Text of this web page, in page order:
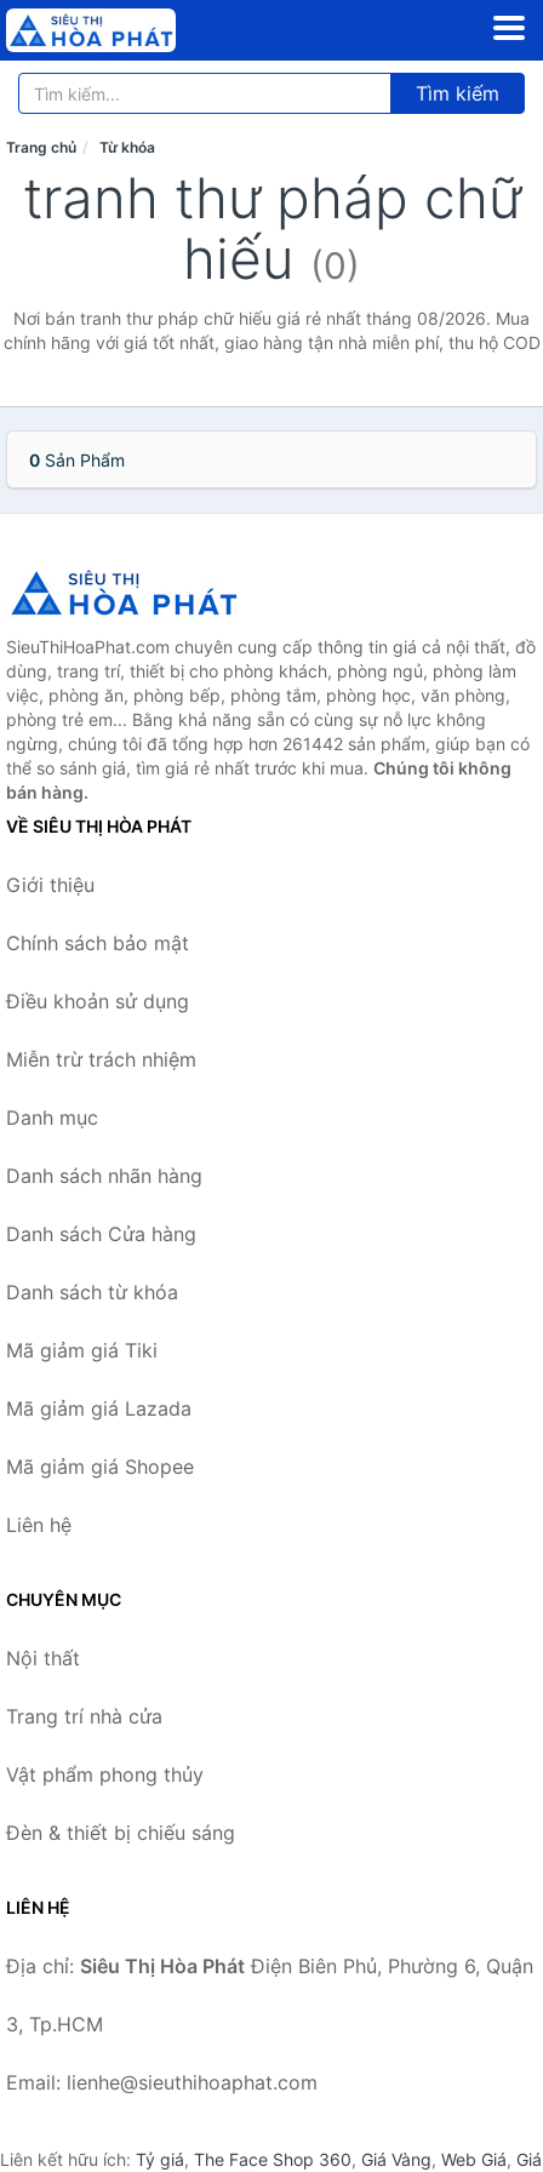
Tìm kiếm
Trang chủ Từ khóa
tranh thư pháp chữ
hiếu (0)
Nơi bán tranh thư pháp chữ hiếu giá rẻ nhất tháng 08/2026. Mua
chính hãng với giá tốt nhất, giao hàng tận nhà miễn phí, thu hộ COD
0 Sản Phẩm
SieuThiHoaPhat.com chuyên cung cấp thông tin giá cả nội thất, đồ
dùng, trang trí, thiết bị cho phòng khách, phòng ngủ, phòng làm
việc, phòng ăn, phòng bếp, phòng tắm, phòng học, văn phòng,
phòng trẻ em... Bằng khả năng sẵn có cùng sự nỗ lực không
ngừng, chúng tôi đã tổng hợp hơn 261442 sản phẩm, giúp bạn có
thể so sánh giá, tìm giá rẻ nhất trước khi mua. Chúng tôi không
bán hàng.
VỀ SIÊU THỊ HÒA PHÁT
Giới thiệu
Chính sách bảo mật
Điều khoản sử dụng
Miễn trừ trách nhiệm
Danh mục
Danh sách nhãn hàng
Danh sách Cửa hàng
Danh sách từ khóa
Mã giảm giá Tiki
Mã giảm giá Lazada
Mã giảm giá Shopee
Liên hệ
CHUYÊN MỤC
Nội thất
Trang trí nhà cửa
Vật phẩm phong thủy
Đèn & thiết bị chiếu sáng
LIÊN HỆ
Địa chỉ: Siêu Thị Hòa Phát Điện Biên Phủ, Phường 6, Quận
3, Tp.HCM
Email: lienhe@sieuthihoaphat.com
Liên kết hữu ích: Tỷ giá, The Face Shop 360, Giá Vàng, Web Giá, Giá